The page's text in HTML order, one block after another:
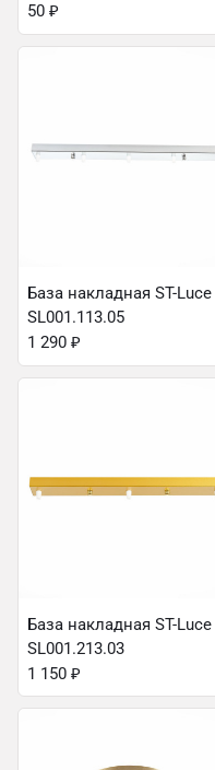
50 ₽
База накладная ST-Luce
SL001.113.05
1 290 ₽
База накладная ST-Luce
SL001.213.03
1 150 ₽